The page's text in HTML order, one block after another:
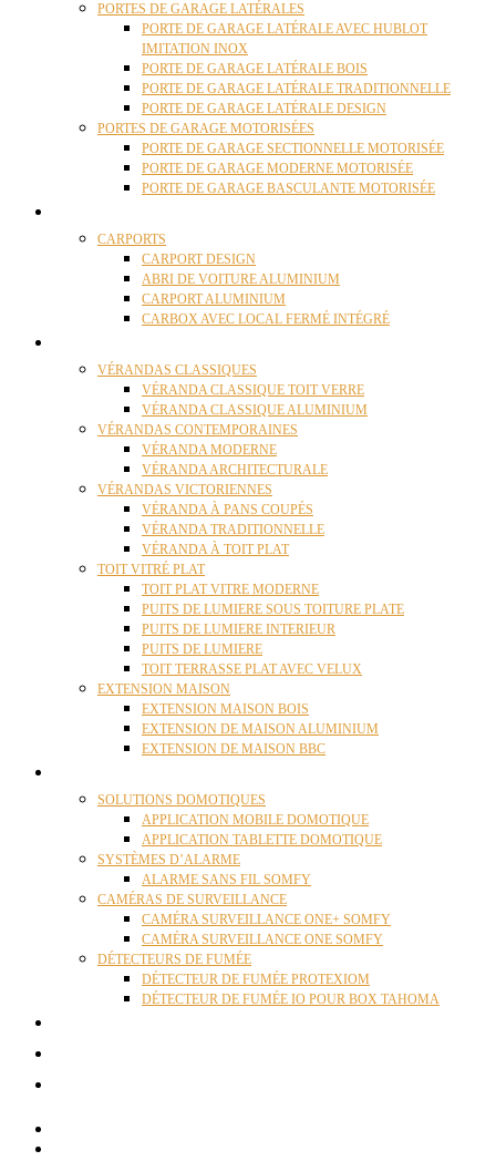
PORTES DE GARAGE LATÉRALES
PORTE DE GARAGE LATÉRALE AVEC HUBLOT
IMITATION INOX
PORTE DE GARAGE LATÉRALE BOIS
PORTE DE GARAGE LATÉRALE TRADITIONNELLE
PORTE DE GARAGE LATÉRALE DESIGN
PORTES DE GARAGE MOTORISÉES
PORTE DE GARAGE SECTIONNELLE MOTORISÉE
PORTE DE GARAGE MODERNE MOTORISÉE
PORTE DE GARAGE BASCULANTE MOTORISÉE
CARPORTS
CARPORT DESIGN
ABRI DE VOITURE ALUMINIUM
CARPORT ALUMINIUM
CARBOX AVEC LOCAL FERMÉ INTÉGRÉ
VÉRANDAS CLASSIQUES
VÉRANDA CLASSIQUE TOIT VERRE
VÉRANDA CLASSIQUE ALUMINIUM
VÉRANDAS CONTEMPORAINES
VÉRANDA MODERNE
VÉRANDA ARCHITECTURALE
VÉRANDAS VICTORIENNES
VÉRANDA À PANS COUPÉS
VÉRANDA TRADITIONNELLE
VÉRANDA À TOIT PLAT
TOIT VITRÉ PLAT
TOIT PLAT VITRE MODERNE
PUITS DE LUMIERE SOUS TOITURE PLATE
PUITS DE LUMIERE INTERIEUR
PUITS DE LUMIERE
TOIT TERRASSE PLAT AVEC VELUX
EXTENSION MAISON
EXTENSION MAISON BOIS
EXTENSION DE MAISON ALUMINIUM
EXTENSION DE MAISON BBC
SOLUTIONS DOMOTIQUES
APPLICATION MOBILE DOMOTIQUE
APPLICATION TABLETTE DOMOTIQUE
SYSTÈMES D’ALARME
ALARME SANS FIL SOMFY
CAMÉRAS DE SURVEILLANCE
CAMÉRA SURVEILLANCE ONE+ SOMFY
CAMÉRA SURVEILLANCE ONE SOMFY
DÉTECTEURS DE FUMÉE
DÉTECTEUR DE FUMÉE PROTEXIOM
DÉTECTEUR DE FUMÉE IO POUR BOX TAHOMA